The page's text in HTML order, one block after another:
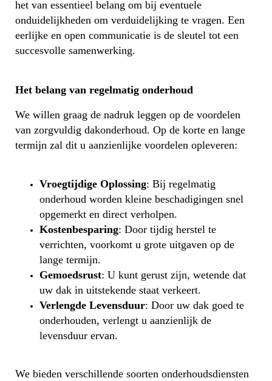
het van essentieel belang om bij eventuele
onduidelijkheden om verduidelijking te vragen. Een
eerlijke en open communicatie is de sleutel tot een
succesvolle samenwerking.
Het belang van regelmatig onderhoud
We willen graag de nadruk leggen op de voordelen
van zorgvuldig dakonderhoud. Op de korte en lange
termijn zal dit u aanzienlijke voordelen opleveren:
Vroegtijdige Oplossing: Bij regelmatig
onderhoud worden kleine beschadigingen snel
opgemerkt en direct verholpen.
Kostenbesparing: Door tijdig herstel te
verrichten, voorkomt u grote uitgaven op de
lange termijn.
Gemoedsrust: U kunt gerust zijn, wetende dat
uw dak in uitstekende staat verkeert.
Verlengde Levensduur: Door uw dak goed te
onderhouden, verlengt u aanzienlijk de
levensduur ervan.
We bieden verschillende soorten onderhoudsdiensten